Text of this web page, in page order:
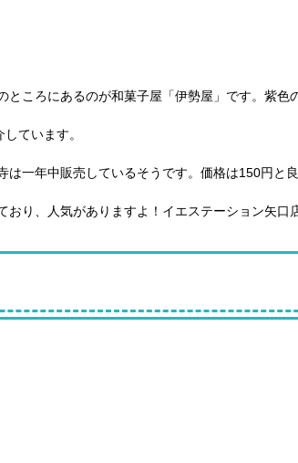
ころにあるのが和菓子屋「伊勢屋」です。紫色
ています。
一年中販売しているそうです。価格は150円と
り、人気がありますよ！イエステーション矢口